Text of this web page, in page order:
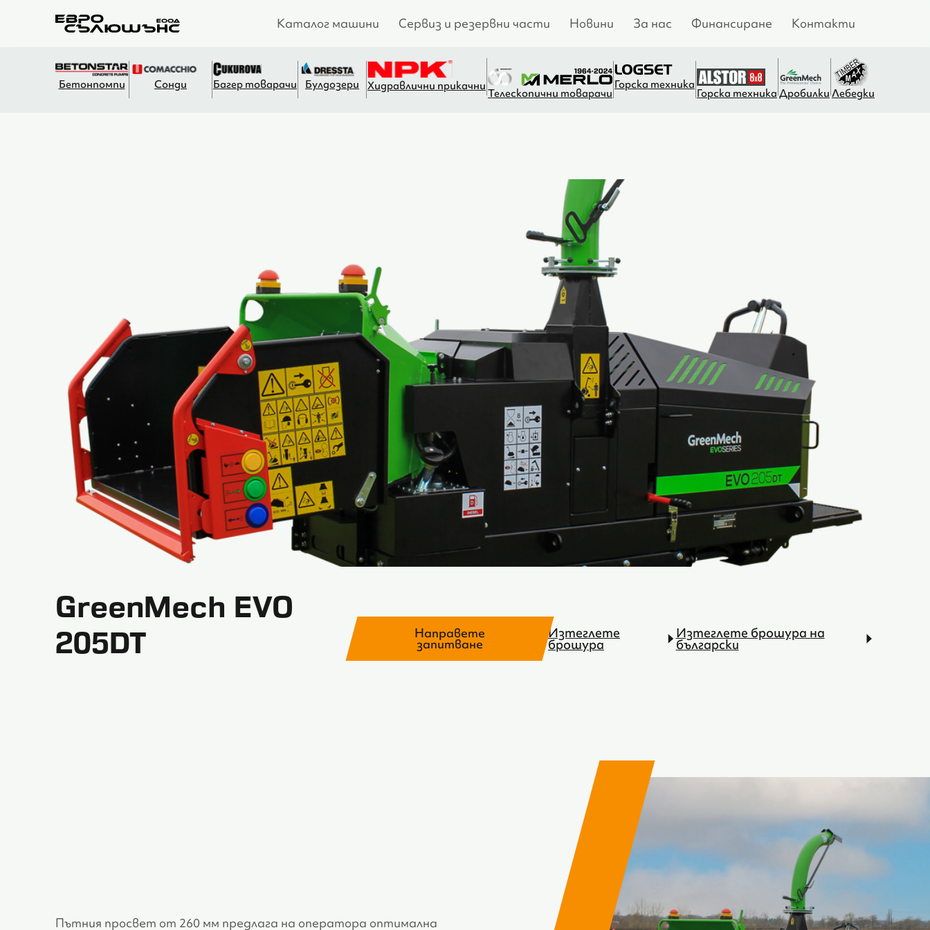
Каталог машини Сервиз и резервни части Новини За нас Финансиране Контакти
Бетонпомпи Сонди Багер товарачи Булдозери Хидравлични прикачни
Телескопични товарачи
Горска техника
Горска техника Дробилки Лебедки
GreenMech EVO
205DT
Направете
запитване
Изтеглете
брошура
Изтеглете брошура на
български
Пътния просвет от 260 мм предлага на оператора оптимална